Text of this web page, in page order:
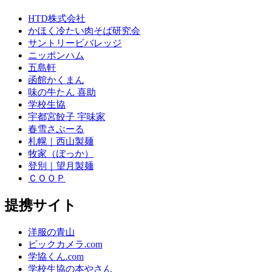
HTD株式会社
かほく冷たい肉そば研究会
サントリービバレッジ
ニッポンハム
五島軒
函館かくまん
味の牛たん 喜助
学校生協
宇都宮餃子 宇味家
春雪さぶーる
札幌｜西山製麺
牧家（ぼっか）
登別｜望月製麺
ＣＯＯＰ
提携サイト
洋服の青山
ビックカメラ.com
学協くん.com
学校生協の本やさん